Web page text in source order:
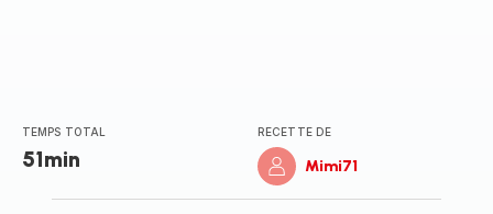
TEMPS TOTAL
51min
RECETTE DE
Mimi71